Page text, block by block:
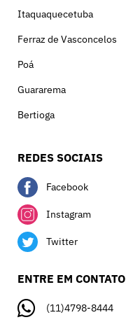
Itaquaquecetuba
Ferraz de Vasconcelos
Poá
Guararema
Bertioga
REDES SOCIAIS
Facebook
Instagram
Twitter
ENTRE EM CONTATO
(11)4798-8444